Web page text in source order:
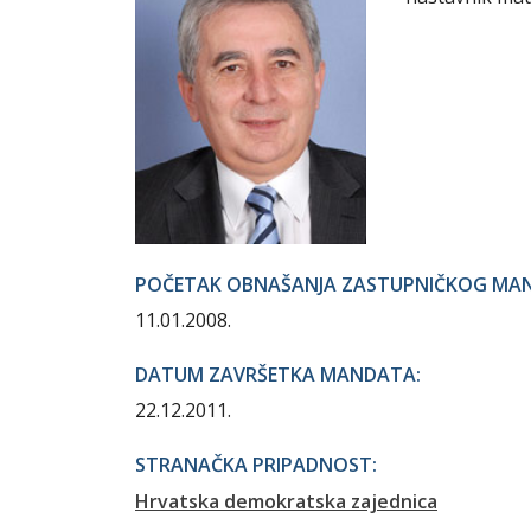
POČETAK OBNAŠANJA ZASTUPNIČKOG
11.01.2008.
DATUM ZAVRŠETKA MANDATA:
22.12.2011.
STRANAČKA PRIPADNOST:
Hrvatska demokratska zajednica